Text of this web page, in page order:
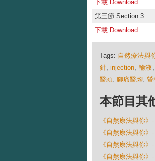
下載 Download
第三節 Section 3
下載 Download
Tags: 自然療法與
針,injection, 輸液 ,
醫頭, 腳痛醫腳, 營
本節目其
《自然療法與你
《自然療法與你
《自然療法與你
《自然療法與你